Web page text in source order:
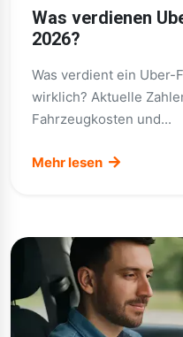
Was verdienen
2026?
Was verdient ein Uber-
wirklich? Aktuelle
Fahrzeugkosten und...
Mehr lesen